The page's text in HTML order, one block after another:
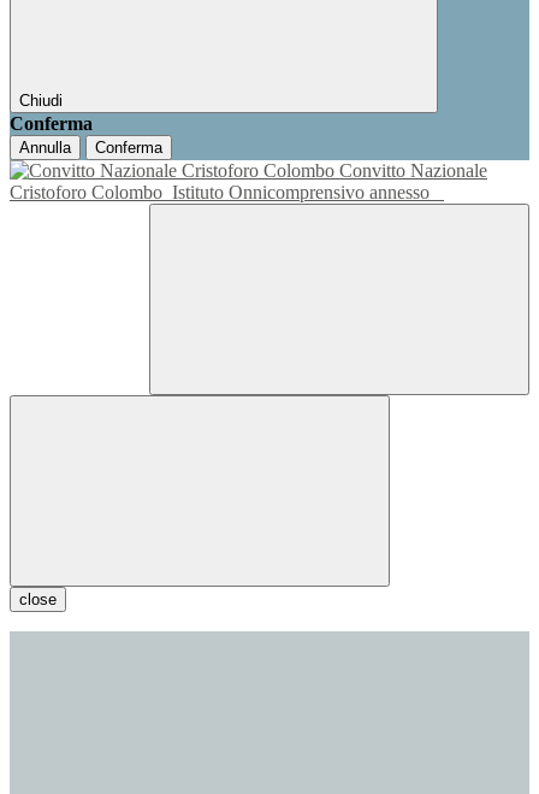
Chiudi
Conferma
Annulla Conferma
Convitto Nazionale
Cristoforo Colombo Istituto Onnicomprensivo annesso
close